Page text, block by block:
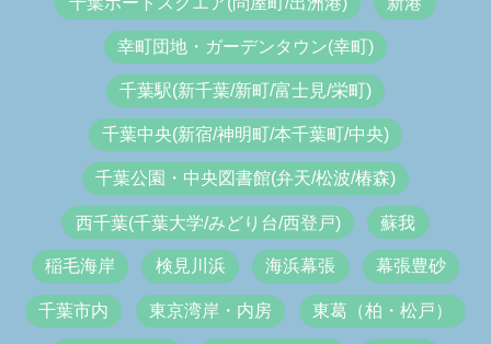
幸町団地・ガーデンタウン(幸町)
千葉駅(新千葉/新町/富士見/栄町)
千葉中央(新宿/神明町/本千葉町/中央)
千葉公園・中央図書館(弁天/松波/椿森)
西千葉(千葉大学/みどり台/西登戸) 蘇我
稲毛海岸 検見川浜 海浜幕張 幕張豊砂
千葉市内 東京湾岸・内房 東葛（柏・松戸）